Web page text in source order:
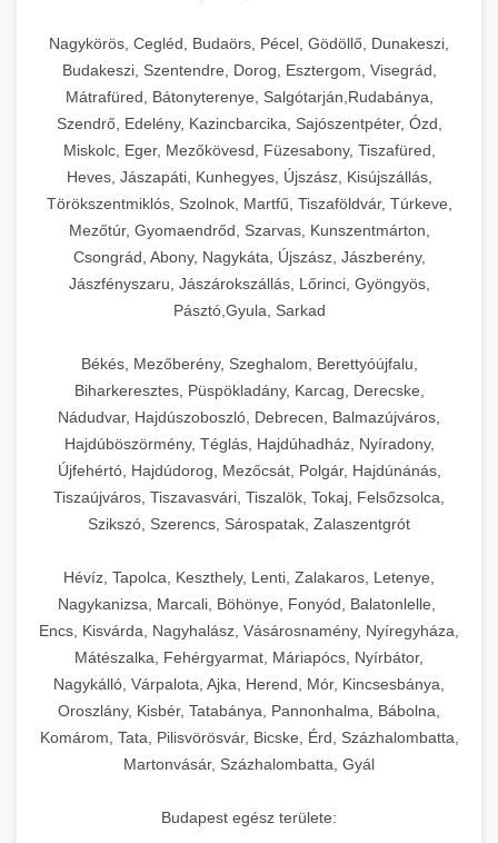
Nagykörös, Cegléd, Budaörs, Pécel, Gödöllő, Dunakeszi,
Budakeszi, Szentendre, Dorog, Esztergom, Visegrád,
Mátrafüred, Bátonyterenye, Salgótarján,Rudabánya,
Szendrő, Edelény, Kazincbarcika, Sajószentpéter, Ózd,
Miskolc, Eger, Mezőkövesd, Füzesabony, Tiszafüred,
Heves, Jászapáti, Kunhegyes, Újszász, Kisújszállás,
Törökszentmiklós, Szolnok, Martfű, Tiszaföldvár, Túrkeve,
Mezőtúr, Gyomaendrőd, Szarvas, Kunszentmárton,
Csongrád, Abony, Nagykáta, Újszász, Jászberény,
Jászfényszaru, Jászárokszállás, Lőrinci, Gyöngyös,
Pásztó,Gyula, Sarkad
Békés, Mezőberény, Szeghalom, Berettyóújfalu,
Biharkeresztes, Püspökladány, Karcag, Derecske,
Nádudvar, Hajdúszoboszló, Debrecen, Balmazújváros,
Hajdúböszörmény, Téglás, Hajdúhadház, Nyíradony,
Újfehértó, Hajdúdorog, Mezőcsát, Polgár, Hajdúnánás,
Tiszaújváros, Tiszavasvári, Tiszalök, Tokaj, Felsőzsolca,
Szikszó, Szerencs, Sárospatak, Zalaszentgrót
Hévíz, Tapolca, Keszthely, Lenti, Zalakaros, Letenye,
Nagykanizsa, Marcali, Böhönye, Fonyód, Balatonlelle,
Encs, Kisvárda, Nagyhalász, Vásárosnamény, Nyíregyháza,
Mátészalka, Fehérgyarmat, Máriapócs, Nyírbátor,
Nagykálló, Várpalota, Ajka, Herend, Mór, Kincsesbánya,
Oroszlány, Kisbér, Tatabánya, Pannonhalma, Bábolna,
Komárom, Tata, Pilisvörösvár, Bicske, Érd, Százhalombatta,
Martonvásár, Százhalombatta, Gyál
Budapest egész területe: